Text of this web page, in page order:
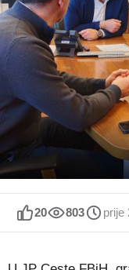
20 803 prije